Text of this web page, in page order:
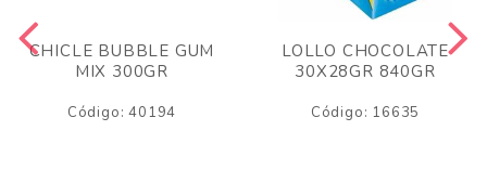
CHICLE BUBBLE GUM
MIX 300GR
Código: 40194
LOLLO CHOCOLATE
30X28GR 840GR
Código: 16635